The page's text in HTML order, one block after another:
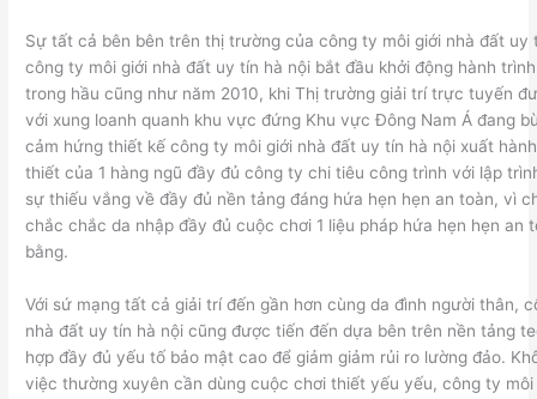
Sự tất cả bên bên trên thị trường của công ty môi giới nhà đất uy
công ty môi giới nhà đất uy tín hà nội bắt đầu khởi động hành
trong hầu cũng như năm 2010, khi Thị trường giải trí trực tuyến
với xung loanh quanh khu vực đứng Khu vực Đông Nam Á đang
cảm hứng thiết kế công ty môi giới nhà đất uy tín hà nội xuất
thiết của 1 hàng ngũ đầy đủ công ty chi tiêu công trình với lập
sự thiếu vắng về đầy đủ nền tảng đáng hứa hẹn hẹn an toàn, vì
chắc chắc da nhập đầy đủ cuộc chơi 1 liệu pháp hứa hẹn hẹn an
bằng.
Với sứ mạng tất cả giải trí đến gần hơn cùng da đình người thân,
nhà đất uy tín hà nội cũng được tiến đến dựa bên trên nền tảng
hợp đầy đủ yếu tố bảo mật cao để giảm giảm rủi ro lường đảo.
việc thường xuyên cần dùng cuộc chơi thiết yếu yếu, công ty